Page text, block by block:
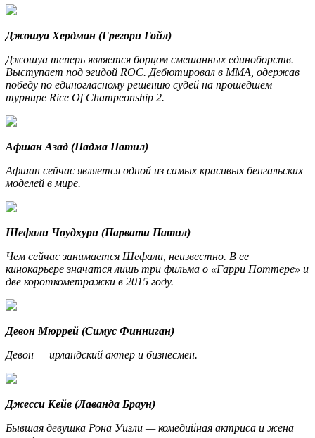
Джошуа Хердман (Грегори Гойл)
Джошуа теперь является борцом смешанных единоборств.
Выступает под эгидой ROC. Дебютировал в MMA, одержав
победу по единогласному решению судей на прошедшем
турнире Rice Of Champeonship 2.
Афшан Азад (Падма Патил)
Афшан сейчас является одной из самых красивых бенгальских
моделей в мире.
Шефали Чоудхури (Парвати Патил)
Чем сейчас занимается Шефали, неизвестно. В ее
кинокарьере значатся лишь три фильма о «Гарри Поттере» и
две короткометражки в 2015 году.
Девон Мюррей (Симус Финниган)
Девон — ирландский актер и бизнесмен.
Джесси Кейв (Лаванда Браун)
Бывшая девушка Рона Уизли — комедийная актриса и жена